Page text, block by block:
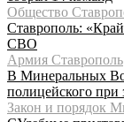
Общество
Ставрополь:
СВО
Армия Ставрополь
В Минеральных
полицейского при
Закон и порядок